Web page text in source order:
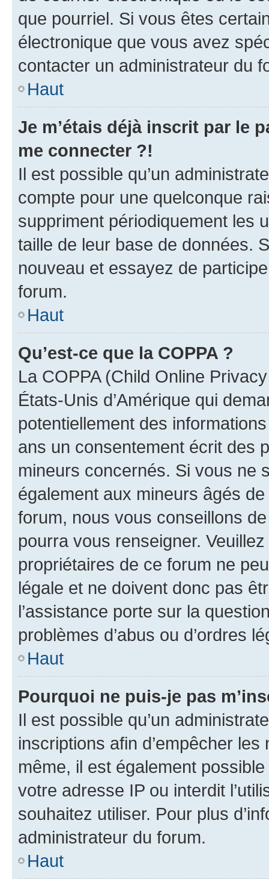
que pourriel. Si vous êtes
électronique que vous avez
contacter un administrateur du
Haut
Je m’étais déjà inscrit par le
me connecter ?!
Il est possible qu’un
compte pour une quelconque
suppriment périodiquement les
taille de leur base de données.
nouveau et essayez de
forum.
Haut
Qu’est-ce que la COPPA ?
La COPPA (Child Online
États-Unis d’Amérique qui
potentiellement des
ans un consentement écrit des
mineurs concernés. Si vous ne
également aux mineurs âgés
forum, nous vous conseillons
pourra vous renseigner.
propriétaires de ce forum ne
légale et ne doivent donc pas
l’assistance porte sur la
problèmes d’abus ou d’ordres
Haut
Pourquoi ne puis-je pas
Il est possible qu’un
inscriptions afin d’empêcher
même, il est également
votre adresse IP ou interdit
souhaitez utiliser. Pour plus
administrateur du forum.
Haut